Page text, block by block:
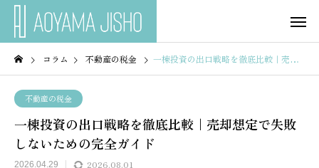
コラム 不動産の税金 一棟投資の出口戦略を徹底比較｜売却想定で失敗しないための完全ガイド
不動産の税金
一棟投資の出口戦略を徹底比較｜売却想定で失敗
しないための完全ガイド
2026.04.29 2026.08.01